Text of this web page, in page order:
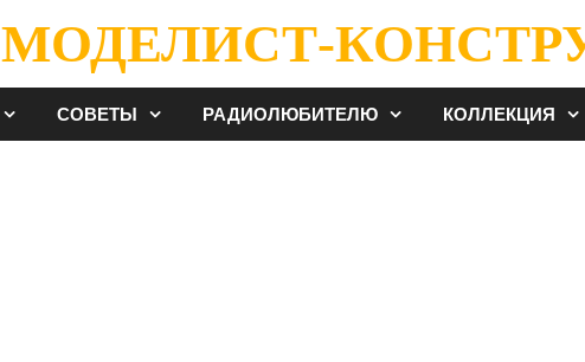
МОДЕЛИСТ-
СОВЕТЫ РАДИОЛЮБИТЕЛЮ КОЛЛЕКЦИЯ